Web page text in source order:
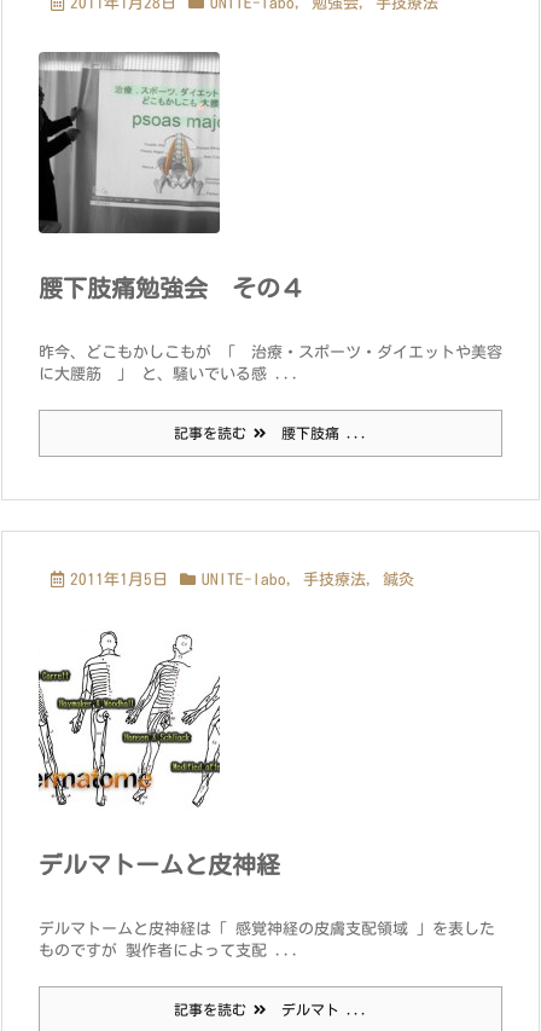
腰下肢痛勉強会 その４
昨今、どこもかしこもが 「 治療・スポーツ・ダイエットや美容
に大腰筋 」 と、騒いでいる感 ...
記事を読む 腰下肢痛 ...
2011年1月5日 UNITE-labo, 手技療法, 鍼灸
デルマトームと皮神経
デルマトームと皮神経は「 感覚神経の皮膚支配領域 」を表した
ものですが 製作者によって支配 ...
記事を読む デルマト ...